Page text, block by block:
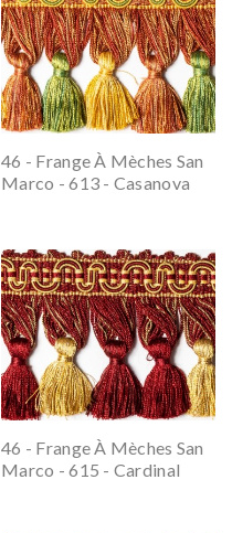
46 - Frange À Mèches San
Marco - 613 - Casanova
46 - Frange À Mèches San
Marco - 615 - Cardinal